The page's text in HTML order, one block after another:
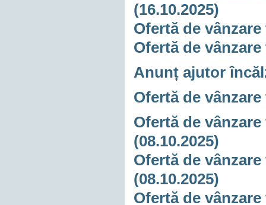
(16.10.2025)
Ofertă de
Ofertă de
Anunț ajutor
Ofertă de
Ofertă de
(08.10.2025)
Ofertă de
(08.10.2025)
Ofertă de